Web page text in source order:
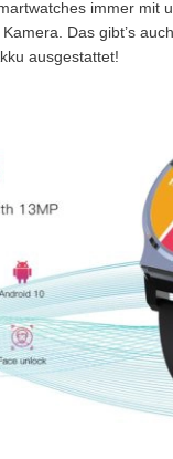
immer mit
Das gibt’s
ausgestattet!